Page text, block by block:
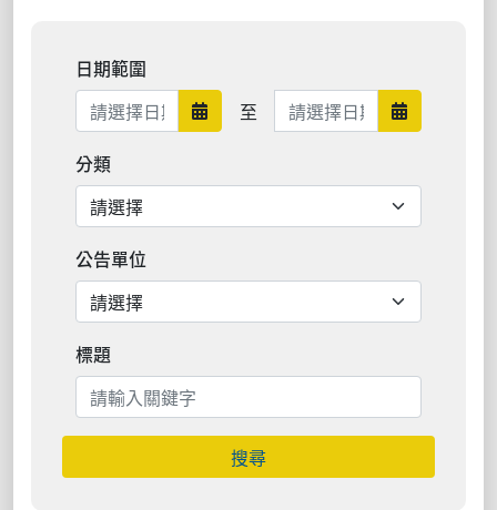
日期範圍
日期範圍開始
至 日期範圍結束 日期範圍
分類
公告單位
標題
搜尋